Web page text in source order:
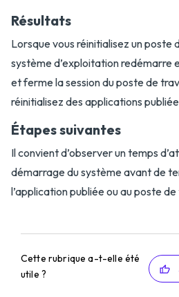
Résultats
Lorsque vous réinitialisez un poste
système d’exploitation redémarre
et ferme la session du poste de
réinitialisez des applications
Étapes suivantes
Il convient d’observer un temps
démarrage du système avant de
l’application publiée ou au poste
Cette rubrique a-t-elle été
utile ?